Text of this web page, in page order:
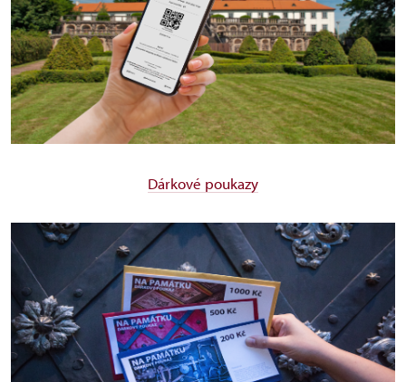
Dárkové poukazy